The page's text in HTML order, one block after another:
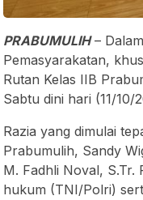
PRABUMULIH–
Pemasyarakatan,
Rutan Kelas IIB
Sabtu dini hari (11/10/
Razia yang dimulai
Prabumulih, Sandy
M. Fadhli Noval, S.Tr.
hukum (TNI/Polri)